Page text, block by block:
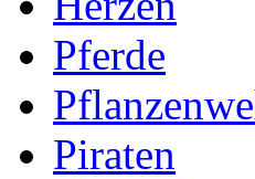
Pferde
Piraten